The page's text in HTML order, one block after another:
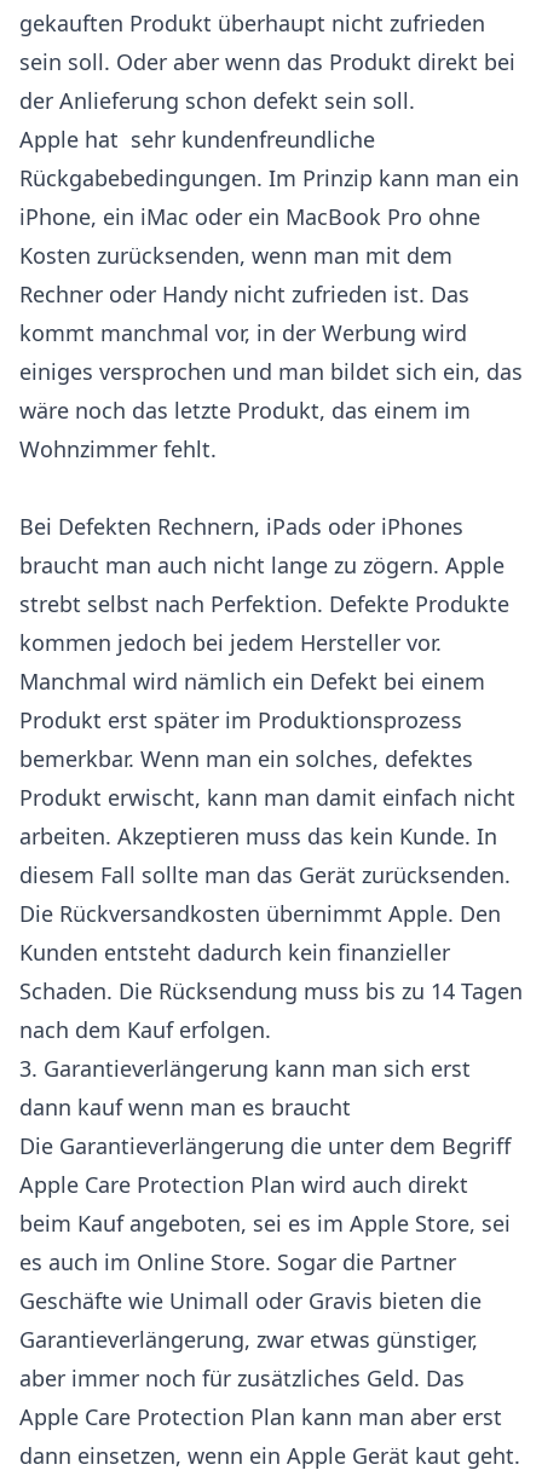
gekauften Produkt überhaupt nicht zufrieden
sein soll. Oder aber wenn das Produkt direkt bei
der Anlieferung schon defekt sein soll.
Apple hat sehr kundenfreundliche
Rückgabebedingungen. Im Prinzip kann man ein
iPhone, ein iMac oder ein MacBook Pro ohne
Kosten zurücksenden, wenn man mit dem
Rechner oder Handy nicht zufrieden ist. Das
kommt manchmal vor, in der Werbung wird
einiges versprochen und man bildet sich ein, das
wäre noch das letzte Produkt, das einem im
Wohnzimmer fehlt.
Bei Defekten Rechnern, iPads oder iPhones
braucht man auch nicht lange zu zögern. Apple
strebt selbst nach Perfektion. Defekte Produkte
kommen jedoch bei jedem Hersteller vor.
Manchmal wird nämlich ein Defekt bei einem
Produkt erst später im Produktionsprozess
bemerkbar. Wenn man ein solches, defektes
Produkt erwischt, kann man damit einfach nicht
arbeiten. Akzeptieren muss das kein Kunde. In
diesem Fall sollte man das Gerät zurücksenden.
Die Rückversandkosten übernimmt Apple. Den
Kunden entsteht dadurch kein finanzieller
Schaden. Die Rücksendung muss bis zu 14 Tagen
nach dem Kauferfolgen.
3. Garantieverlängerung kann man sich erst
dann kauf wenn man es braucht
Die Garantieverlängerung die unter dem Begriff
Apple Care Protection Plan wird auch direkt
beim Kauf angeboten, sei es im Apple Store, sei
es auch im Online Store. Sogar die Partner
Geschäfte wie Unimall oder Gravis bieten die
Garantieverlängerung, zwar etwas günstiger,
aber immer noch für zusätzliches Geld. Das
Apple Care Protection Plan kann man aber erst
dann einsetzen, wenn ein Apple Gerät kaut geht.